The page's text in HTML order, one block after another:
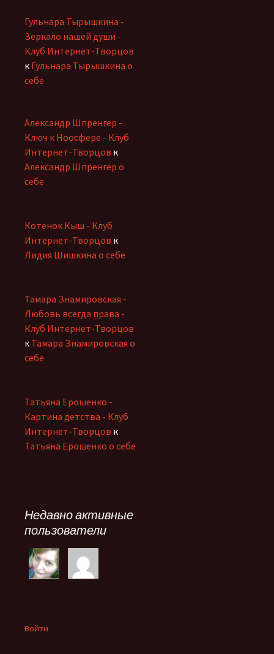
Гульнара Тырышкина -
Зеркало нашей души -
Клуб Интернет-Творцов
к Гульнара Тырышкина о
себе
Александр Шпренгер -
Ключ к Ноосфере - Клуб
Интернет-Творцов к
Александр Шпренгер о
себе
Котенок Кыш - Клуб
Интернет-Творцов к
Лидия Шишкина о себе
Тамара Знамировская -
Любовь всегда права -
Клуб Интернет-Творцов
к Тамара Знамировская о
себе
Татьяна Ерошенко -
Картина детства - Клуб
Интернет-Творцов к
Татьяна Ерошенко о себе
Недавно активные
пользователи
Войти